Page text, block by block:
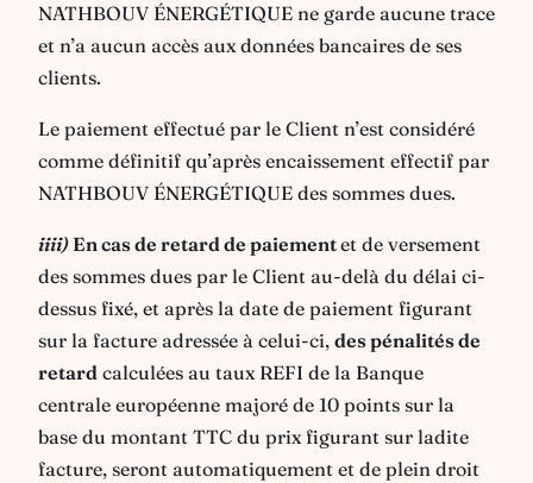
NATHBOUV ÉNERGÉTIQUE ne garde aucune trace
et n’a aucun accès aux données bancaires de ses
clients.
Le paiement effectué par le Client n’est considéré
comme définitif qu’après encaissement effectif par
NATHBOUV ÉNERGÉTIQUE des sommes dues.
iiii) En cas de retard de paiementet de versement
des sommes dues par le Client au-delà du délai ci-
dessus fixé, et après la date de paiement figurant
sur la facture adressée à celui-ci, des pénalités de
retard calculées au taux REFI de la Banque
centrale européenne majoré de 10 points sur la
base du montant TTC du prix figurant sur ladite
facture, seront automatiquement et de plein droit